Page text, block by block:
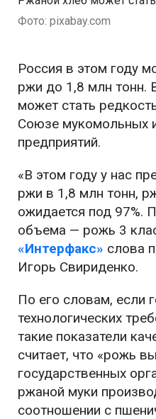
Фото: pixabay.com
Россия в этом году
ржи до 1,8 млн тонн.
может стать
Союзе мукомольных
предприятий.
«В этом году у нас
ржи в 1,8 млн тонн,
ожидается под 97%.
объема — рожь 3
«Интерфакс» слова
Игорь Свириденко.
По его словам, если
технологических
такие показатели
считает, что «рожь
государственных
ржаной муки
соотношении с